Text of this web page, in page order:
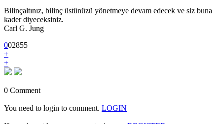
Bilinçaltınız, bilinç üstünüzü yönetmeye devam edecek ve siz buna
kader diyeceksiniz.
Carl G. Jung
002855
+
+
0 Comment
You need to login to comment. LOGIN